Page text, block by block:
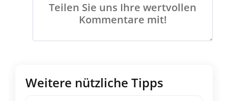
Teilen Sie uns Ihre wertvollen
Kommentare mit!
Weitere nützliche Tipps